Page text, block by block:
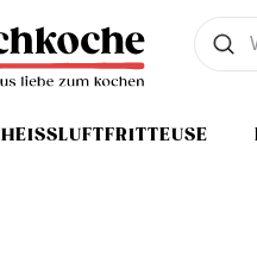
HEISSLUFTFRITTEUSE
Was
Suchen